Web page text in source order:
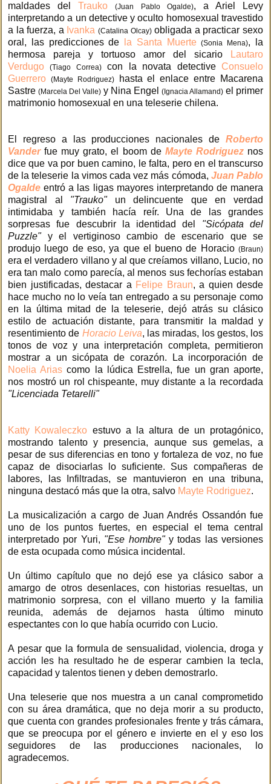
maldades delTrauko (Juan Pablo Ogalde), a Ariel Levy
interpretando a un detective y oculto homosexual travestido
a la fuerza, a Ivanka (Catalina Olcay)obligada a practicar sexo
oral, las predicciones de
la Santa Muerte (Sonia Mena), la
hermosa pareja y tortuoso amor del sicario
Lautaro
Verdugo
(Tiago Correa)con la novata detectiveConsuelo
Guerrero (Mayte Rodriguez)hasta el enlace entre Macarena
Sastre (Marcela Del Valle) y Nina Engel (Ignacia Allamand) el primer
matrimonio homosexual en una teleserie chilena.
El regreso a las producciones nacionales de Roberto
Vanderfue muy grato, el boom de Mayte Rodrigueznos
dice que va por buen camino, le falta, pero en el transcurso
de la teleserie la vimos cada vez más cómoda, Juan Pablo
Ogalde entró a las ligas mayores interpretando de manera
magistral al "Trauko"un delincuente que en verdad
intimidaba y también hacía reír. Una de las grandes
sorpresas fue descubrir la identidad del "Sicópata del
Puzzle"y el vertiginoso cambio de escenario que se
produjo luego de eso, ya que el bueno de Horacio (Braun)
era el verdadero villano y al que creíamos villano, Lucio, no
era tan malo como parecía, al menos sus fechorías estaban
bien justificadas, destacar a Felipe Braun, a quien desde
hace mucho no lo veía tan entregado a su personaje como
en la última mitad de la teleserie, dejó atrás su clásico
estilo de actuación distante, para transmitir la maldad y
resentimiento de Horacio Leiva, las miradas, los gestos, los
tonos de voz y una interpretación completa, permitieron
mostrar a un sicópata de corazón. La incorporación de
Noelia Arias como la lúdica Estrella, fue un gran aporte,
nos mostró un rol chispeante, muy distante a la recordada
"Licenciada Tetarelli"
Katty Kowaleczko estuvo a la altura de un protagónico,
mostrando talento y presencia, aunque sus gemelas, a
pesar de sus diferencias en tono y fortaleza de voz, no fue
capaz de disociarlas lo suficiente. Sus compañeras de
labores, las Infiltradas, se mantuvieron en una tribuna,
ninguna destacó más que la otra, salvo Mayte Rodriguez.
La musicalización a cargo de Juan Andrés Ossandón fue
uno de los puntos fuertes, en especial el tema central
interpretado por Yuri, "Ese hombre"y todas las versiones
de esta ocupada como música incidental.
Un último capítulo que no dejó ese ya clásico sabor a
amargo de otros desenlaces, con historias resueltas, un
matrimonio sorpresa, con el villano muerto y la familia
reunida, además de dejarnos hasta último minuto
espectantes con lo que había ocurrido con Lucio.
A pesar que la formula de sensualidad, violencia, droga y
acción les ha resultado he de esperar cambien la tecla,
capacidad y talentos tienen y deben demostrarlo.
Una teleserie que nos muestra a un canal comprometido
con su área dramática, que no deja morir a su producto,
que cuenta con grandes profesionales frente y trás cámara,
que se preocupa por el género e invierte en el y eso los
seguidores de las producciones nacionales, lo
agradecemos.